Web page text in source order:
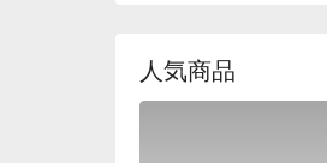
人均消費：均消 TWD
適合情境：家庭聚餐、
人気商品